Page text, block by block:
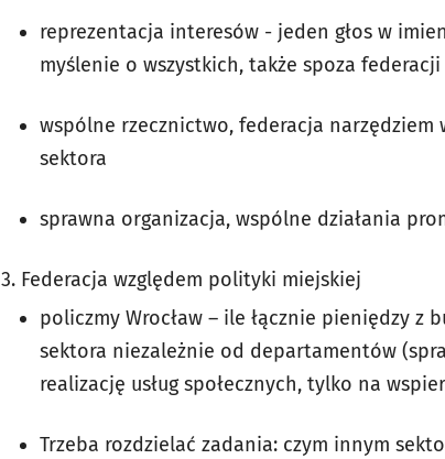
reprezentacja interesów - jeden głos w
myślenie o wszystkich, także spoza federacji
wspólne rzecznictwo, federacja narzędziem
sektora
sprawna organizacja, wspólne działania
3. Federacja względem polityki miejskiej
policzmy Wrocław – ile łącznie pieniędzy z
sektora niezależnie od departamentów
realizację usług społecznych, tylko na
Trzeba rozdzielać zadania: czym innym